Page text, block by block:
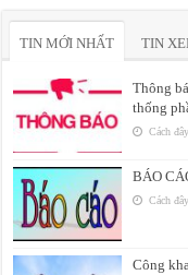
TIN MỚI NHẤT TIN
Thông
thống
Cách
BÁO
Cách
Công